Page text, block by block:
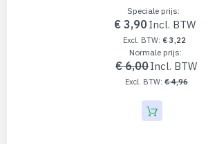
Speciale prijs
€ 3,90
€ 3,22
Normale prijs
€ 6,00
€ 4,96